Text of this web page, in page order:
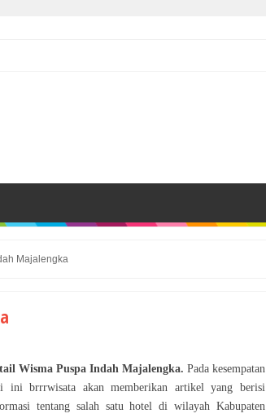
Majalengka
Wisma Puspa Indah Majalengka. Pada kesempatan
ini brrrwisata akan memberikan artikel yang berisi
tentang salah satu hotel di wilayah Kabupaten